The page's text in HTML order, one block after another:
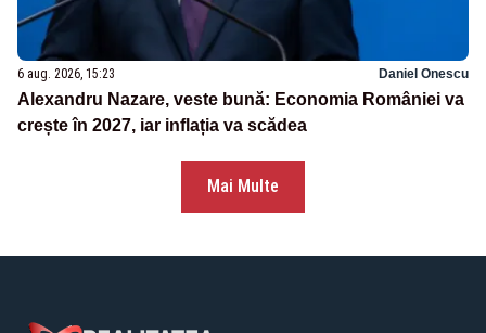
6 aug. 2026, 15:23 Daniel Onescu
Alexandru Nazare, veste bună: Economia României va
crește în 2027, iar inflația va scădea
Mai Multe